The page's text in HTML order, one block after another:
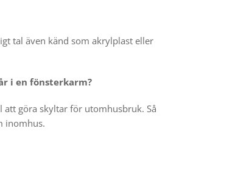
tal även känd som akrylplast eller
i en fönsterkarm?
att göra skyltar för utomhusbruk. Så
inomhus.